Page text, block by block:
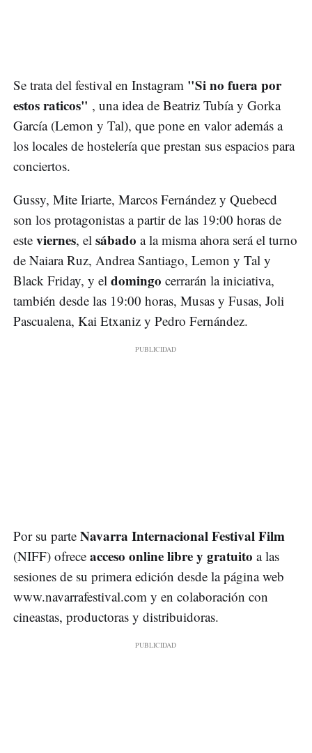
Se trata del festival en Instagram "Si no fuera por
estos raticos" , una idea de Beatriz Tubía y Gorka
García (Lemon y Tal), que pone en valor además a
los locales de hostelería que prestan sus espacios para
conciertos.
Gussy, Mite Iriarte, Marcos Fernández y Quebecd
son los protagonistas a partir de las 19:00 horas de
este viernes, el sábado a la misma ahora será el turno
de Naiara Ruz, Andrea Santiago, Lemon y Tal y
Black Friday, y el domingo cerrarán la iniciativa,
también desde las 19:00 horas, Musas y Fusas, Joli
Pascualena, Kai Etxaniz y Pedro Fernández.
Por su parte Navarra Internacional Festival Film
(NIFF) ofrece acceso online libre y gratuito a las
sesiones de su primera edición desde la página web
www.navarrafestival.com y en colaboración con
cineastas, productoras y distribuidoras.